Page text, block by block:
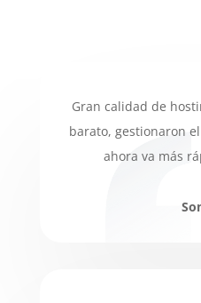
Gran calidad de
barato, gestionaron
ahora va más